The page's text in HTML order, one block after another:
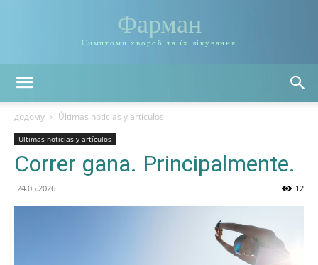
Фарман
Симптоми хвороб та їх лікування
додому Últimas noticias y artículos
Últimas noticias y artículos
Correr gana. Principalmente.
24.05.2026 12